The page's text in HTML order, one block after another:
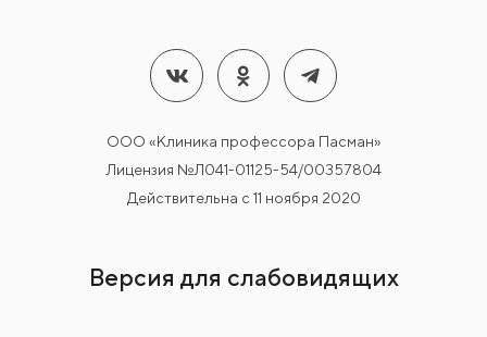
ООО «Клиника профессора Пасман»
Лицензия №Л041-01125-54/00357804
Действительна с 11 ноября 2020
Версия для слабовидящих